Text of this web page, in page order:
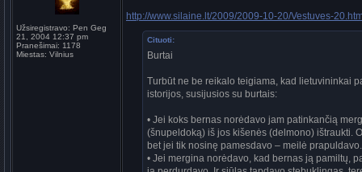
Užsiregistravo: Pen Geg
21, 2004 12:37 pm
Pranešimai: 1178
Miestas: Vilnius
http://www.silaine.lt/2009/2009-10-20/Vestuves-
Cituoti:
Burtai
Turbūt ne be reikalo teigiama, kad lietuvininkai
istorijos, susijusios su burtais:
• Jei koks bernas norėdavo jam patinkančią
(šnupeldoką) iš jos kišenės (delmono) ištraukti.
bet jei tik nosinę pamesdavo – meilė prapuldavo.
• Jei mergina norėdavo, kad bernas ją pamiltų,